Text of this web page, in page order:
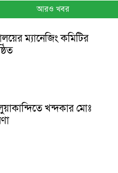
আরও খবর
ম্যানেজিং কমিটির
খন্দকার মোঃ